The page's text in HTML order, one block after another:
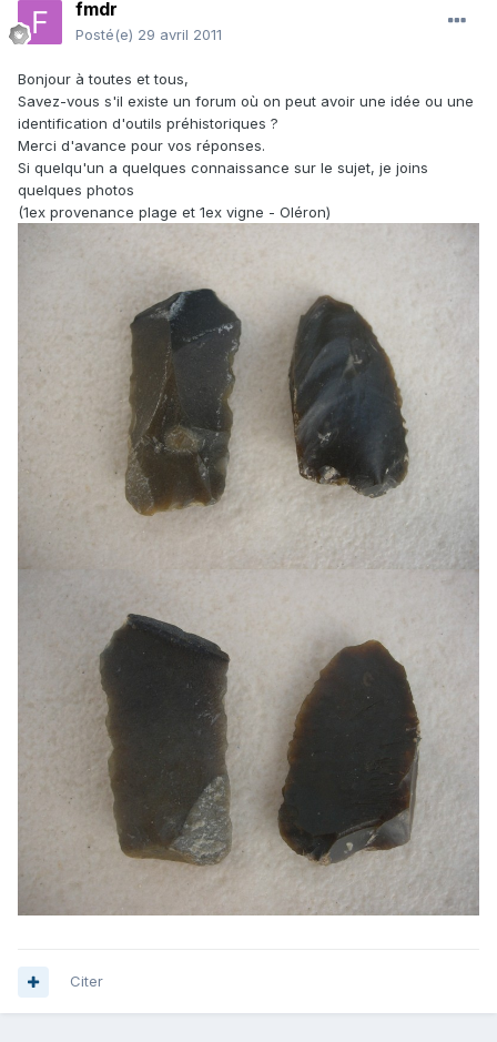
fmdr
Posté(e) 29 avril 2011
Bonjour à toutes et tous,
Savez-vous s'il existe un forum où on peut avoir une idée ou une
identification d'outils préhistoriques ?
Merci d'avance pour vos réponses.
Si quelqu'un a quelques connaissance sur le sujet, je joins
quelques photos
(1ex provenance plage et 1ex vigne - Oléron)
Citer